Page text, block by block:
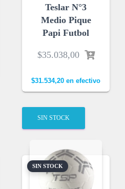
Teslar N°3
Medio Pique
Papi Futbol
$35.038,00
$31.534,20 en efectivo
SIN STOCK
SIN STOCK